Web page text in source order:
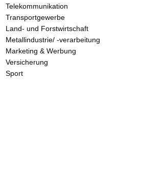
Telekommunikation
Transportgewerbe
Land- und Forstwirtschaft
Metallindustrie/ -verarbeitung
Marketing & Werbung
Versicherung
Sport